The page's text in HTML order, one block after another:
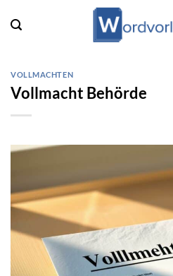
Inhalt
VOLLMACHTEN
Vollmacht Behörde